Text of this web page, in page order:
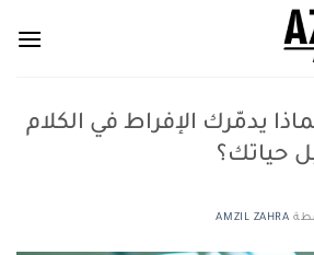
يدمّرك الإفراط في الكلام
حياتك؟
AMZIL ZAHRA